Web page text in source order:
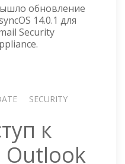
ОБНОВЛЕНИЕ
ASYNCOS
14.0.1
обновление
14.0.1 для
Security
SECURITY
к
Outlook